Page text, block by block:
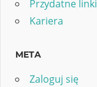
Przydatne linki
Kariera
META
Zaloguj się